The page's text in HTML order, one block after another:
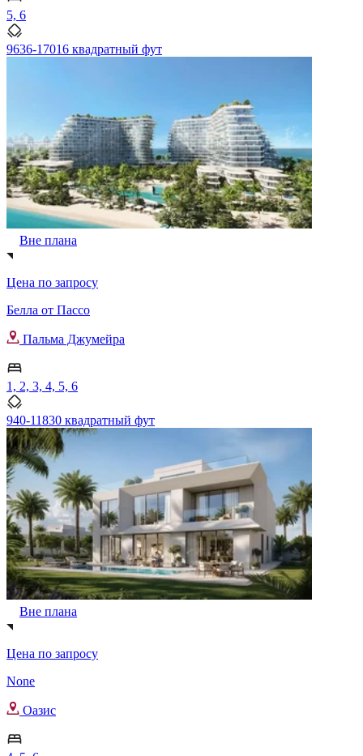
5, 6
9636-17016 квадратный фут
Вне плана
Цена по запросу
Белла от Пассо
Пальма Джумейра
1, 2, 3, 4, 5, 6
940-11830 квадратный фут
Вне плана
Цена по запросу
None
Оазис